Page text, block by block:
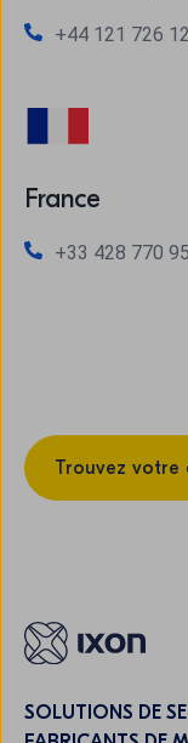
+44 121 726
France
+33 428 770
Trouvez
SOLUTIONS DE